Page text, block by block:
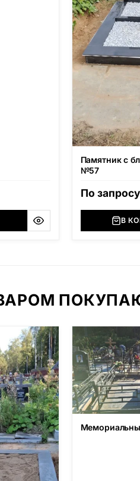
Памятник с
№57
По запросу
В